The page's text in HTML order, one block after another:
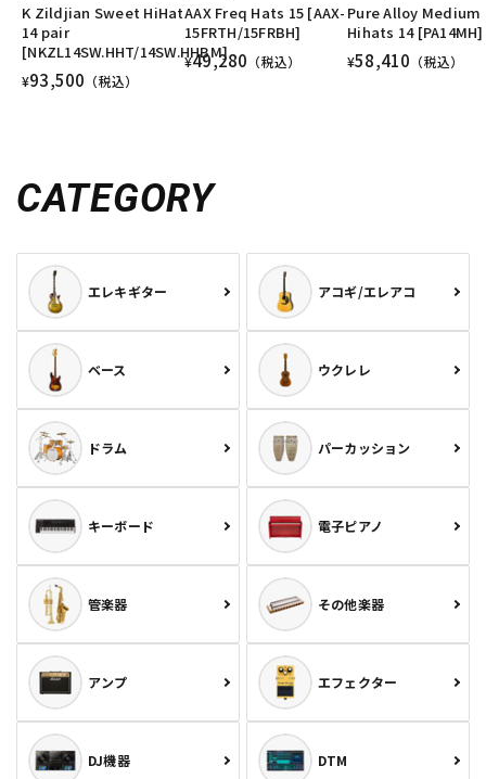
K Zildjian Sweet HiHat
14 pair
[NKZL14SW.HHT/14SW.HHBM]
¥93,500 （税込）
AAX Freq Hats 15 [AAX-
15FRTH/15FRBH]
¥49,280 （税込）
Pure Alloy Medium
Hihats 14 [PA14MH]
¥58,410 （税込）
CATEGORY
エレキギター アコギ/エレアコ
ベース ウクレレ
ドラム パーカッション
キーボード 電子ピアノ
管楽器 その他楽器
アンプ エフェクター
DJ機器 DTM